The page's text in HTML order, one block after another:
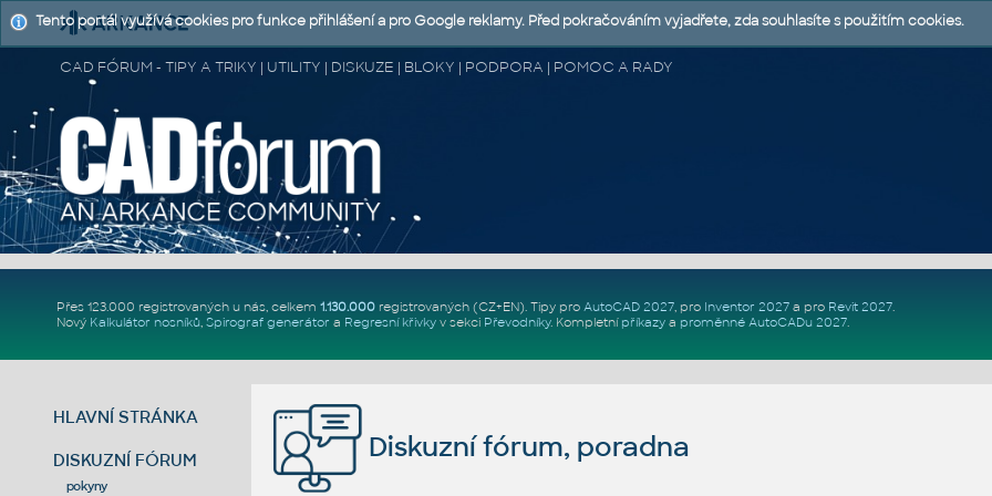
CAD FÓRUM - TIPY A TRIKY | UTILITY | DISKUZE | BLOKY | PODPORA | POMOC A RADY
Přes 123.000 registrovaných u nás, celkem 1.130.000registrovaných (CZ+EN). Tipy pro AutoCAD 2027, pro Inventor 2027a pro Revit 2027.
Nový Kalkulátor nosníků, Spirograf generátor a Regresní křivkyv sekci Převodníky. Kompletní příkazya proměnné AutoCADu 2027.
HLAVNÍ STRÁNKA
DISKUZNÍ FÓRUM
pokyny
Diskuzní fórum, poradna
Tento portál využívá cookies pro funkce přihlášení a pro Google reklamy. Před pokračováním vyjadřete, zda souhlasíte s použitím cookies.